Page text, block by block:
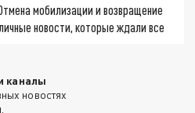
мобилизации и возвращение
новости, которые ждали все
каналы
новостях